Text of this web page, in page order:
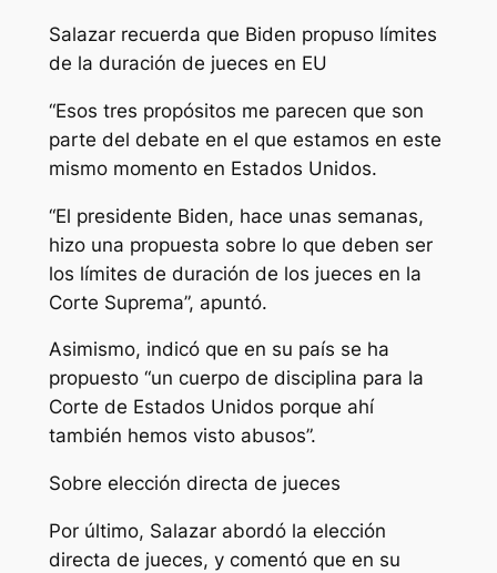
Salazar recuerda que Biden propuso límites
de la duración de jueces en EU
“Esos tres propósitos me parecen que son
parte del debate en el que estamos en este
mismo momento en Estados Unidos.
“El presidente Biden, hace unas semanas,
hizo una propuesta sobre lo que deben ser
los límites de duración de los jueces en la
Corte Suprema”, apuntó.
Asimismo, indicó que en su país se ha
propuesto “un cuerpo de disciplina para la
Corte de Estados Unidos porque ahí
también hemos visto abusos”.
Sobre elección directa de jueces
Por último, Salazar abordó la elección
directa de jueces, y comentó que en su